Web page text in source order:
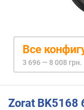
Все
3 696 — 8 008 грн.
Zorat BK5168